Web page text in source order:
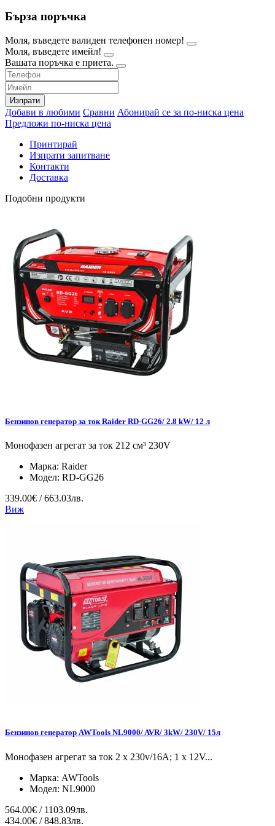
Бърза поръчка
Моля, въведете валиден телефонен номер!
Моля, въведете имейл!
Вашата поръчка е приета.
Изпрати
Добави в любими Сравни Абонирай се за по-ниска цена
Предложи по-ниска цена
Принтирай
Изпрати запитване
Контакти
Доставка
Подобни продукти
Бензинов генератор за ток Raider RD-GG26/ 2.8 kW/ 12 л
Монофазен агрегат за ток 212 см³ 230V
Марка: Raider
Модел: RD-GG26
339.00€ / 663.03лв.
Виж
Бензинов генератор AWTools NL9000/ AVR/ 3kW/ 230V/ 15л
Монофазен агрегат за ток 2 x 230v/16A; 1 x 12V...
Марка: AWTools
Модел: NL9000
564.00€ / 1103.09лв.
434.00€ / 848.83лв.